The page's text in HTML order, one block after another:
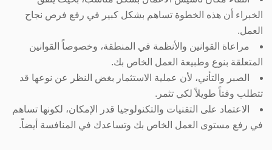
الخبراء أن هذه الخطوة تساهم بشكل كبير في رفع فرص نجاح
العمل.
مراعاة القوانين والأنظمة في المنطقة، وخصوصاً القوانين
المتعلقة بنوع وطبيعة العمل الخاص بك.
الصبر والتأني، لأن عملية الاستثمار بغض النظر عن نوعها قد
تتطلب وقتاً طويلاً لكي تثمر.
الاعتماد على التقنيات والتكنولوجيا قدر الإمكان، لكونها تساهم
في رفع مستوى العمل الخاص بك وتساعدك في المنافسة أيضاً.